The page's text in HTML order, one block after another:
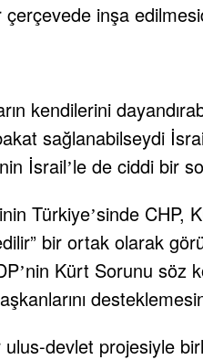
çerçevede inşa
kendilerini
sağlanabilseydi
nin İsrail’le de ciddi bir
Türkiye’sinde CHP,
bir ortak olarak
’nin Kürt Sorunu söz
devlet projesiyle